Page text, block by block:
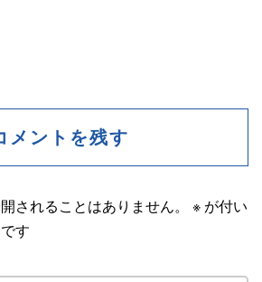
メントを残す
されることはありません。 ※ が付い
す